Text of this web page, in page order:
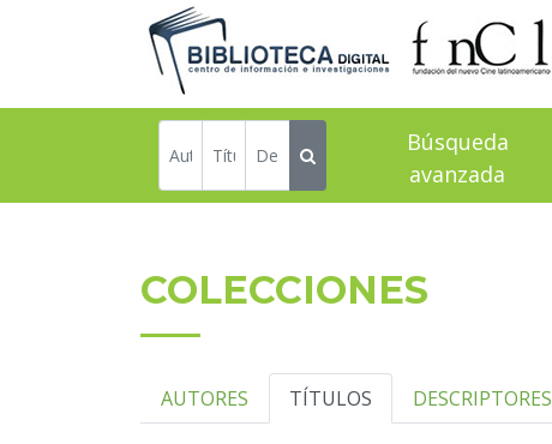
Búsqueda
avanzada
COLECCIONES
AUTORES TÍTULOS DESCRIPTORES